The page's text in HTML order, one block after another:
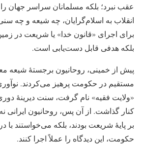
عقب نبرد؛ بلکه مسلمانان سراسر جهان را
انقلاب به اسلام‌گرایان، چه شیعه و چه
برای اجرای «قانون خدا» یا شریعت در
بلکه هدفی قابل دست‌یابی است.
پیش از خمینی، روحانیون برجستهٔ شیعه
مستقیم در حکومت پرهیز می‌کردند.
«ولایت فقیه» نام گرفت، سنت دیرینهٔ
کنار گذاشت. از آن پس، روحانیون ایرانی
بر پایهٔ شریعت بودند، بلکه می‌خواستند
حکومت، این دیدگاه را عملاً اجرا کنند.